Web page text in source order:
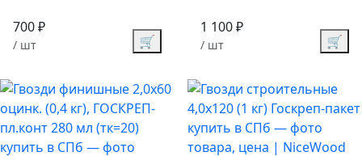
700 ₽
/ шт 🛒
1 100 ₽
/ шт 🛒